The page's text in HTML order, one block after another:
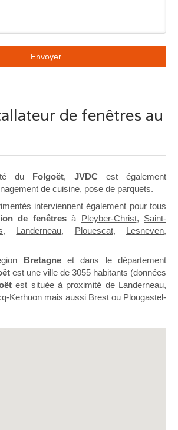
Envoyer
de fenêtres au
du Folgoët, JVDC est également
de cuisine, pose de parquets.
interviennent également pour tous
de fenêtresà Pleyber-Christ, Saint-
, Landerneau, Plouescat, Lesneven,
Bretagneet dans le département
est une ville de 3055 habitants (données
est située à proximité de Landerneau,
Kerhuon mais aussi Brest ou Plougastel-